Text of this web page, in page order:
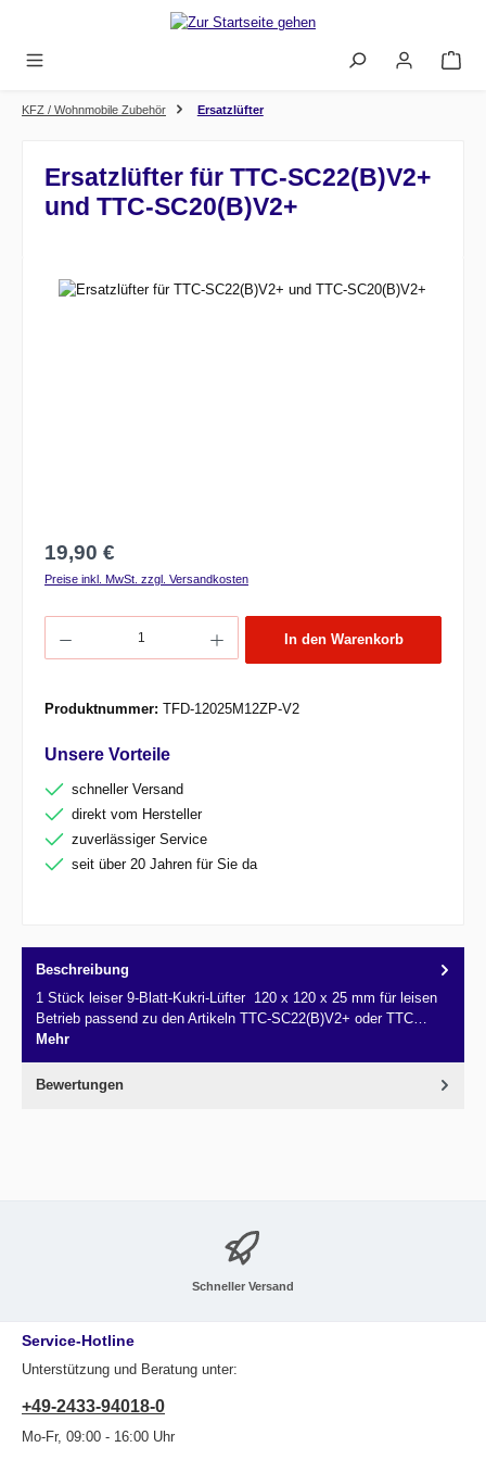
Zum Hauptinhalt springen
KFZ / Wohnmobile Zubehör Ersatzlüfter
Ersatzlüfter für TTC-SC22(B)V2+
und TTC-SC20(B)V2+
Bildergalerie überspringen
Regulärer Preis:
19,90 €
Preise inkl. MwSt. zzgl. Versandkosten
In den Warenkorb
Produktnummer: TFD-12025M12ZP-V2
Unsere Vorteile
schneller Versand
direkt vom Hersteller
zuverlässiger Service
seit über 20 Jahren für Sie da
Beschreibung
1 Stück leiser 9-Blatt-Kukri-Lüfter 120 x 120 x 25 mm für leisen
Betrieb passend zu den Artikeln TTC-SC22(B)V2+ oder TTC…
Mehr
Bewertungen
Schneller Versand
Service-Hotline
Unterstützung und Beratung unter:
+49-2433-94018-0
Mo-Fr, 09:00 - 16:00 Uhr